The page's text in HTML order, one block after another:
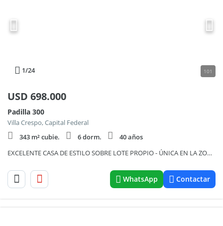
1/24 101
USD 698.000
Padilla 300
Villa Crespo, Capital Federal
343 m² cubie.
6 dorm.
40 años
EXCELENTE CASA DE ESTILO SOBRE LOTE PROPIO - ÚNICA EN LA ZONA
WhatsApp Contactar